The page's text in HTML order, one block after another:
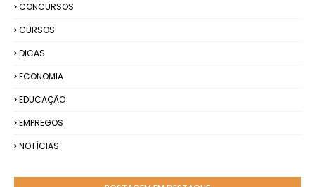
CONCURSOS
CURSOS
DICAS
ECONOMIA
EDUCAÇÃO
EMPREGOS
NOTÍCIAS